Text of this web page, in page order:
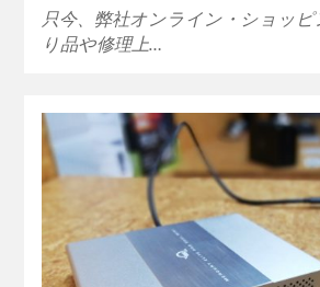
只今、弊社オンライン・ショッ
り品や修理上…